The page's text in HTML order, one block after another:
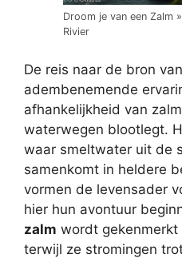
Droom je van een Zalm
Rivier
De reis naar de bron
adembenemende
afhankelijkheid van
waterwegen blootlegt.
waar smeltwater uit de
samenkomt in heldere
vormen de levensader
hier hun avontuur
zalm wordt
terwijl ze stromingen